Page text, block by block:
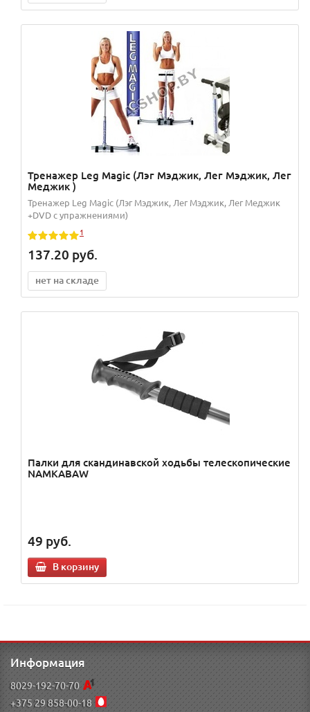
Тренажер Leg Magic (Лэг Мэджик, Лег Мэджик, Лег
Меджик )
Тренажер Leg Magic (Лэг Мэджик, Лег Мэджик, Лег Меджик
+DVD с упражнениями)
1
137.20 руб.
нет на складе
Палки для скандинавской ходьбы телескопические
NAMKABAW
49 руб.
В корзину
Информация
8029-192-70-70
+375 29 858-00-18